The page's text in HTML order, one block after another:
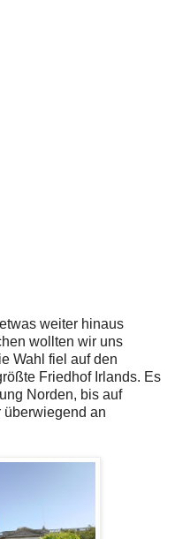
weiter hinaus
wollten wir uns
Wahl fiel auf den
Friedhof Irlands. Es
Norden, bis auf
an